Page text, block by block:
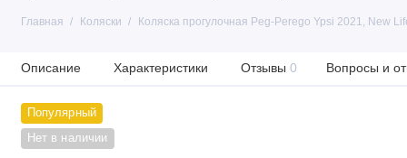
Главная Коляски Коляска прогулочная Peg-Perego Ypsi 2021, New
Описание Характеристики Отзывы 0 Вопросы и
Популярный
Нет в наличии